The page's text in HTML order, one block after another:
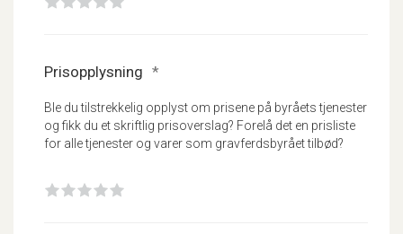
Prisopplysning *
Ble du tilstrekkelig opplyst om prisene på byråets tjenester
og fikk du et skriftlig prisoverslag? Forelå det en prisliste
for alle tjenester og varer som gravferdsbyrået tilbød?